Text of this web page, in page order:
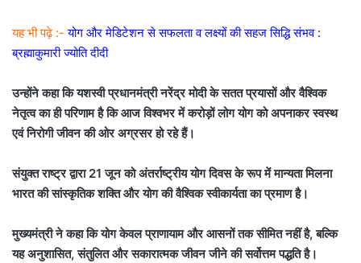
यह भी पढ़े :-योग और मेडिटेशन से सफलता व लक्ष्यों की सहज सिद्धि संभव :
ब्रह्माकुमारी ज्योति दीदी
उन्होंने कहा कि यशस्वी प्रधानमंत्री नरेंद्र मोदी के सतत प्रयासों और वैश्विक
नेतृत्व का ही परिणाम है कि आज विश्वभर में करोड़ों लोग योग को अपनाकर स्वस्थ
एवं निरोगी जीवन की ओर अग्रसर हो रहे हैं।
संयुक्त राष्ट्र द्वारा 21 जून को अंतर्राष्ट्रीय योग दिवस के रूप में मान्यता मिलना
भारत की सांस्कृतिक शक्ति और योग की वैश्विक स्वीकार्यता का प्रमाण है।
मुख्यमंत्री ने कहा कि योग केवल प्राणायाम और आसनों तक सीमित नहीं है, बल्कि
यह अनुशासित, संतुलित और सकारात्मक जीवन जीने की सर्वोत्तम पद्धति है।